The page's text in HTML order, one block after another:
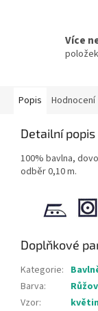
Více
Popis Hodnocení
Detailní
100% bavlna,
odběr 0,10 m.
Doplňkové
Kategorie:
Barva:
Vzor: